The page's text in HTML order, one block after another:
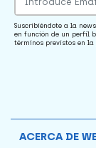
Suscribiéndote a la
en función de un perfil
términos previstos en la
ACERCA DE